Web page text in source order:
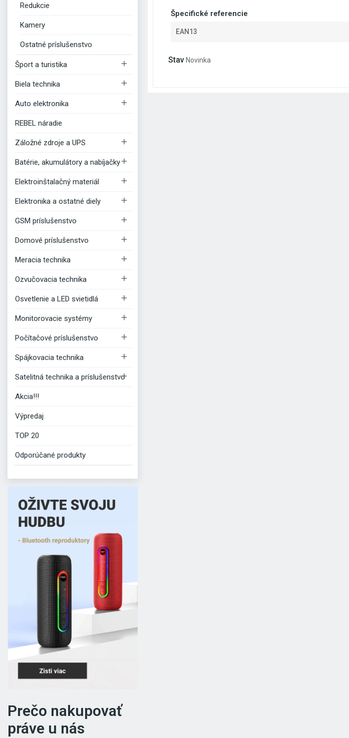
Redukcie
Kamery
Ostatné príslušenstvo
Šport a turistika 
Biela technika 
Auto elektronika 
REBEL náradie
Záložné zdroje a UPS 
Batérie, akumulátory a nabíjačky
Elektroinštalačný materiál 
Elektronika a ostatné diely 
GSM príslušenstvo 
Domové príslušenstvo 
Meracia technika 
Ozvučovacia technika 
Osvetlenie a LED svietidlá 
Monitorovacie systémy 
Počítačové príslušenstvo 
Spájkovacia technika 
Satelitná technika a príslušenstvo

Akcia!!!
Výpredaj
TOP 20
Odporúčané produkty
Prečo nakupovať
práve u nás
Špecifické referencie
EAN13
Stav Novinka